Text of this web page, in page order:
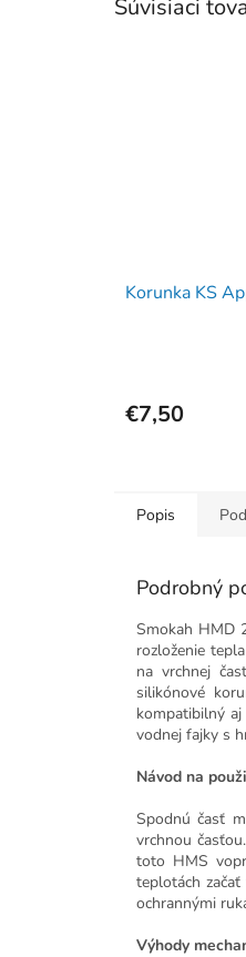
Súvisiaci
Korunka KS
€7,50
Popis
Podrobný
Smokah HMD
rozloženie
na vrchnej
silikónové
kompatibilný
vodnej fajky s
Návod na
Spodnú časť
vrchnou
toto HMS
teplotách
ochrannými
Výhody